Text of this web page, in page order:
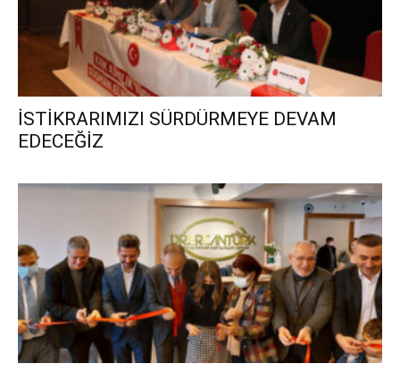
İSTİKRARIMIZI SÜRDÜRMEYE DEVAM
EDECEĞİZ